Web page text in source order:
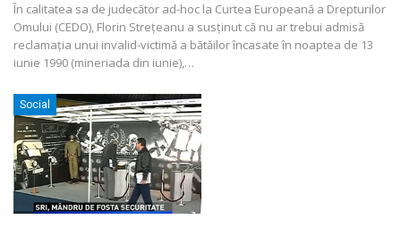
În calitatea sa de judecător ad-hoc la Curtea Europeană a Drepturilor
Omului (CEDO), Florin Streţeanu a susţinut că nu ar trebui admisă
reclamaţia unui invalid-victimă a bătăilor încasate în noaptea de 13
iunie 1990 (mineriada din iunie),…
Social